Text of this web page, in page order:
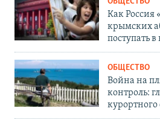
Как Россия
крымских
поступать
ОБЩЕСТВО
Война на
контроль: